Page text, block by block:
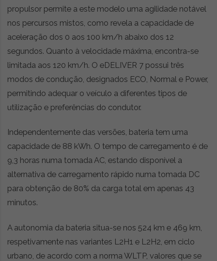
propulsor permite a este modelo uma agilidade notável
nos percursos mistos, como revela a capacidade de
aceleração dos 0 aos 100 km/h abaixo dos 12
segundos. Quanto à velocidade máxima, encontra-se
limitada aos 120 km/h. O eDELIVER 7 possui três
modos de condução, designados ECO, Normal e Power,
permitindo adequar o veículo a diferentes tipos de
utilização e preferências do condutor.
Independentemente das versões, bateria tem uma
capacidade de 88 kWh. O tempo de carregamento é de
9,3 horas numa tomada AC, estando disponível a
alternativa de carregamento rápido numa tomada DC
para obtenção de 80% da carga total em apenas 43
minutos.
A autonomia da bateria situa-se nos 524 km e 469 km,
respetivamente nas variantes L2H1 e L2H2, em ciclo
urbano, de acordo com a norma WLTP, valores que se